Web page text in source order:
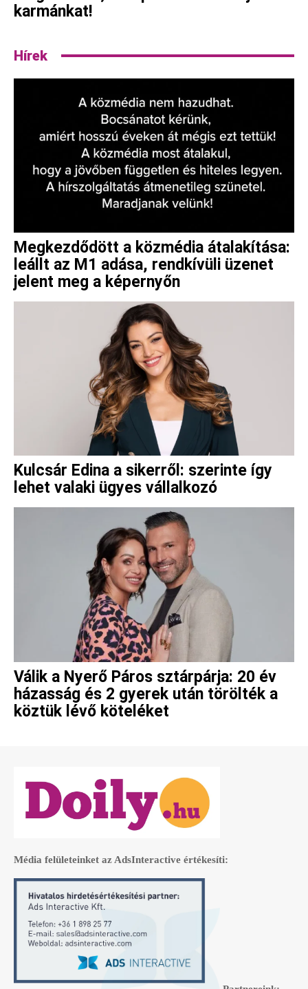
karmánkat!
Hírek
Megkezdődött a közmédia átalakítása:
leállt az M1 adása, rendkívüli üzenet
jelent meg a képernyőn
Kulcsár Edina a sikerről: szerinte így
lehet valaki ügyes vállalkozó
Válik a Nyerő Páros sztárpárja: 20 év
házasság és 2 gyerek után törölték a
köztük lévő köteléket
Média felületeinket az AdsInteractive értékesíti: